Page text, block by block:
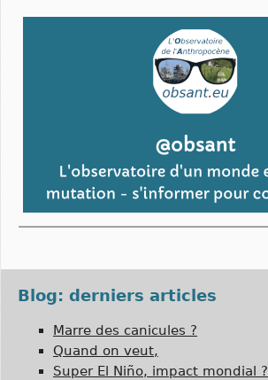
Blog: derniers articles
Marre des canicules ?
Quand on veut,
Super El Niño, impact mondial ?